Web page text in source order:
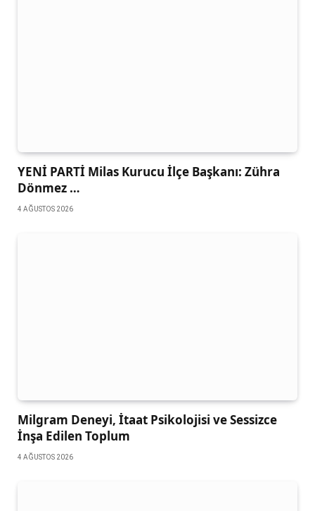
YENİ PARTİ Milas Kurucu İlçe Başkanı: Zühra
Dönmez …
4 AĞUSTOS 2026
Milgram Deneyi, İtaat Psikolojisi ve Sessizce
İnşa Edilen Toplum
4 AĞUSTOS 2026